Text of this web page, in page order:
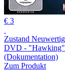
€ 3
Zustand Neuwertig
DVD - "Hawking"
(Dokumentation)
Zum Produkt